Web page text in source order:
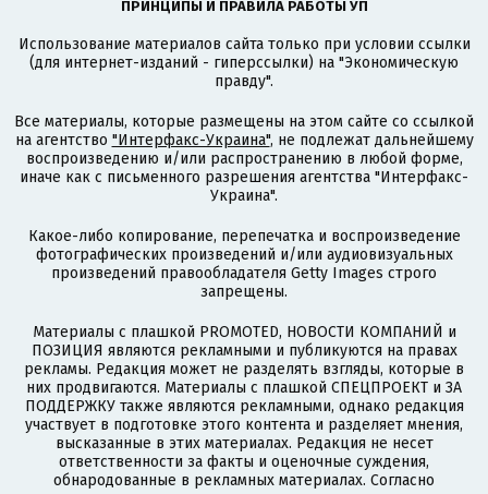
ПРИНЦИПЫ И ПРАВИЛА РАБОТЫ УП
Использование материалов сайта только при условии ссылки
(для интернет-изданий - гиперссылки) на "Экономическую
правду".
Все материалы, которые размещены на этом сайте со ссылкой
на агентство "Интерфакс-Украина", не подлежат дальнейшему
воспроизведению и/или распространению в любой форме,
иначе как с письменного разрешения агентства "Интерфакс-
Украина".
Какое-либо копирование, перепечатка и воспроизведение
фотографических произведений и/или аудиовизуальных
произведений правообладателя Getty Images строго
запрещены.
Материалы с плашкой PROMOTED, НОВОСТИ КОМПАНИЙ и
ПОЗИЦИЯ являются рекламными и публикуются на правах
рекламы. Редакция может не разделять взгляды, которые в
них продвигаются. Материалы с плашкой СПЕЦПРОЕКТ и ЗА
ПОДДЕРЖКУ также являются рекламными, однако редакция
участвует в подготовке этого контента и разделяет мнения,
высказанные в этих материалах. Редакция не несет
ответственности за факты и оценочные суждения,
обнародованные в рекламных материалах. Согласно